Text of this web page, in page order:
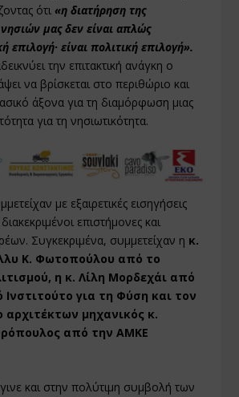
ότι«η διατήρηση της
μας δεν είναι απλώς
επιλογή· είναι πολιτική επιλογή».
την επιτακτική ανάγκη ο
να βρίσκεται στο περιθώριο και
άξονα για τη διαμόρφωση μιας
για τη νησιωτικότητα.
με εξαιρετικές εισηγήσεις
επιστήμονες και
Συγκεκριμένα, συμμετείχαν η κ.
Κ. Φωτοπούλου από το
η κ. Λίλη Μορδεχάι από
Ινστιτούτο για τη Φύση και τον
μηχανικός κ.
από την ΑΜΚΕ
και στην πολύτιμη συμβολή των